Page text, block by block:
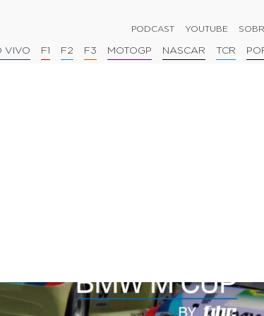
PODCAST YOUTUBE
VIVO F1 F2 F3 MOTOGP NASCAR TCR